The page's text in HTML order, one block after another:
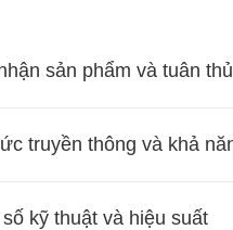
sản phẩm và tuân thủ
kỹ thuật và hiệu suất